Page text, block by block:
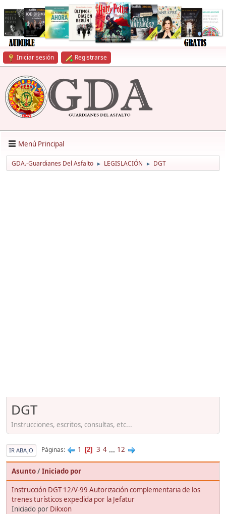
Iniciar sesión Registrarse
Menú Principal
GDA.-Guardianes Del Asfalto ► LEGISLACIÓN ► DGT
DGT
Instrucciones, escritos, consultas, etc...
IR ABAJO Páginas 1 2 3 4 ... 12
Asunto/Iniciado por
Instrucción DGT 12/V-99 Autorización complementaria de los
trenes turísticos expedida por la Jefatur
Iniciado por Dikxon